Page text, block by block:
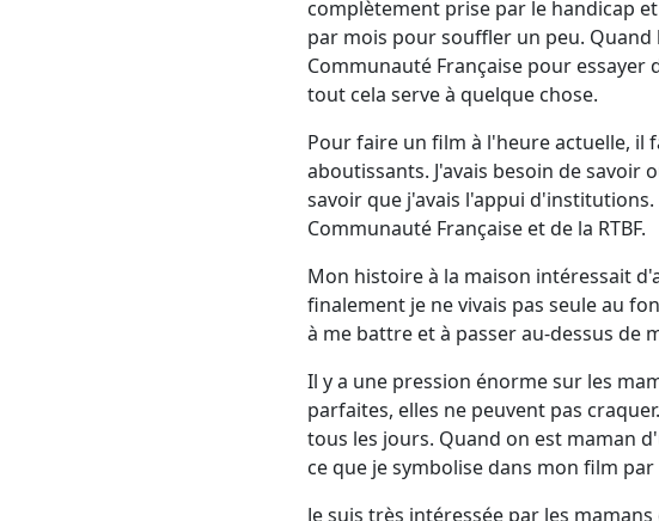
complètement prise par le handicap
par mois pour souffler un peu.
Communauté Française pour
tout cela serve à quelque chose.
Pour faire un film à l'heure actuelle, il
aboutissants. J'avais besoin de savoir
savoir que j'avais l'appui
Communauté Française et de la RTBF.
Mon histoire à la maison intéressait
finalement je ne vivais pas seule au
à me battre et à passer au-dessus de
Il y a une pression énorme sur les
parfaites, elles ne peuvent pas
tous les jours. Quand on est maman
ce que je symbolise dans mon film par
Je suis très intéressée par les